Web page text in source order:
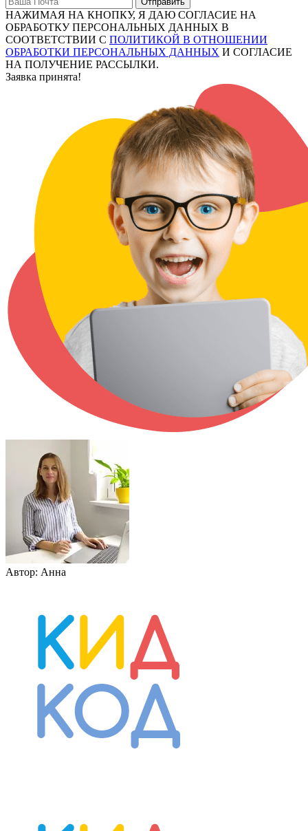
НАЖИМАЯ НА КНОПКУ, Я ДАЮ СОГЛАСИЕ НА
ОБРАБОТКУ ПЕРСОНАЛЬНЫХ ДАННЫХ В
СООТВЕТСТВИИ С ПОЛИТИКОЙ В ОТНОШЕНИИ
ОБРАБОТКИ ПЕРСОНАЛЬНЫХ ДАННЫХ И СОГЛАСИЕ
НА ПОЛУЧЕНИЕ РАССЫЛКИ.
Заявка принята!
Автор: Анна